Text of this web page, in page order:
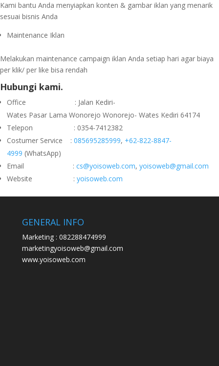
Kami bantu Anda menyiapkan konten & gambar iklan yang menarik
sesuai bisnis Anda
Maintenance Iklan
Melakukan maintenance campaign iklan Anda setiap hari agar biaya
per klik/ per like bisa rendah
Hubungi kami.
Office : Jalan Kediri-
Wates Pasar Lama Wonorejo Wonorejo- Wates Kediri 64174
Telepon : 0354-7412382
Costumer Service : 085695285999, +62-822-8847-
4999 (WhatsApp)
Email : cs@yoisoweb.com, yoisoweb@gmail.com
Website : yoisoweb.com
GENERAL INFO
Marketing : 082288474999
marketingyoisoweb@gmail.com
www.yoisoweb.com